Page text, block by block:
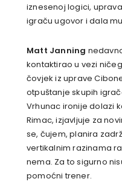
iznesenoj logici,
igraču ugovor i dala
Matt Janning
kontaktirao u vezi
čovjek iz uprave
otpuštanje skupih
Vrhunac ironije dolazi
Rimac, izjavljuje za
se, čujem, planira
vertikalnim razinama
nema. Za to sigurno
pomoćni trener.